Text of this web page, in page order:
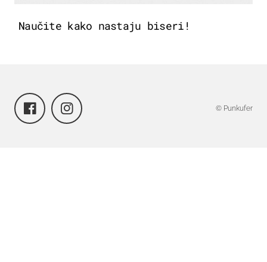
Naučite kako nastaju biseri!
© Punkufer